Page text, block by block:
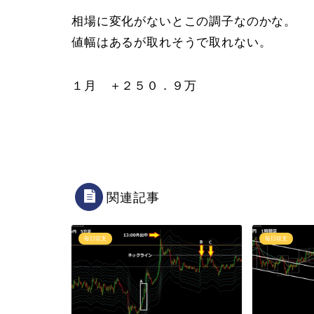
相場に変化がないとこの調子なのかな。
値幅はあるが取れそうで取れない。
１月 ＋２５０．９万
関連記事
毎日収支 毎日収支